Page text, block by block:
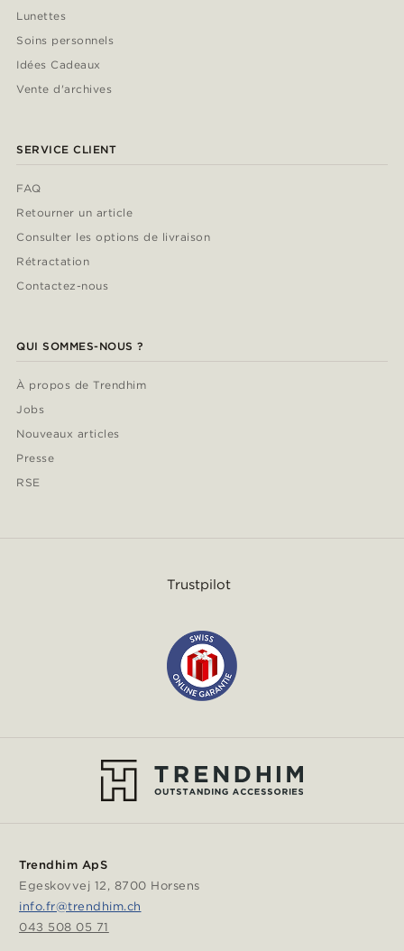
Lunettes
Soins personnels
Idées Cadeaux
Vente d'archives
SERVICE CLIENT
FAQ
Retourner un article
Consulter les options de livraison
Rétractation
Contactez-nous
QUI SOMMES-NOUS ?
À propos de Trendhim
Jobs
Nouveaux articles
Presse
RSE
Trustpilot
Trendhim ApS
Egeskovvej 12, 8700 Horsens
info.fr@trendhim.ch
043 508 05 71